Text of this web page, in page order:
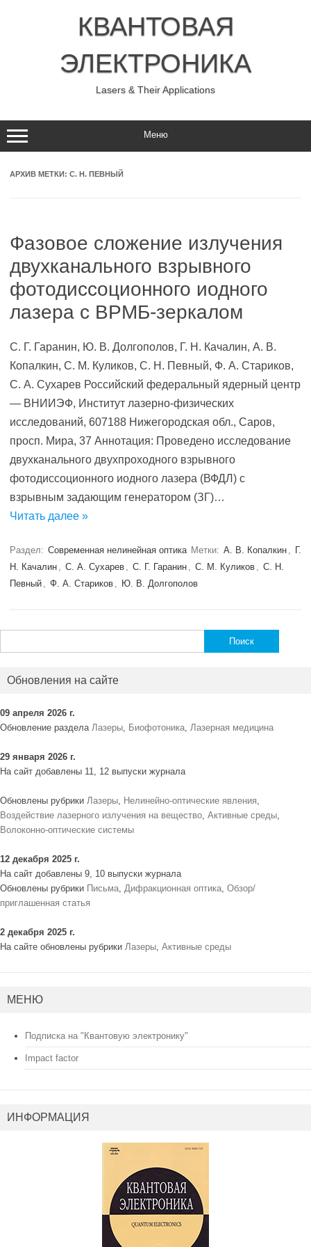
КВАНТОВАЯ
ЭЛЕКТРОНИКА
Lasers & Their Applications
Меню
АРХИВ МЕТКИ: С. Н. ПЕВНЫЙ
Фазовое сложение излучения
двухканального взрывного
фотодиссоционного иодного
лазера с ВРМБ-зеркалом
С. Г. Гаранин, Ю. В. Долгополов, Г. Н. Качалин, А. В.
Копалкин, С. М. Куликов, С. Н. Певный, Ф. А. Стариков,
С. А. Сухарев Российский федеральный ядерный центр
— ВНИИЭФ, Институт лазерно-физических
исследований, 607188 Нижегородская обл., Саров,
просп. Мира, 37 Аннотация: Проведено исследование
двухканального двухпроходного взрывного
фотодиссоционного иодного лазера (ВФДЛ) с
взрывным задающим генератором (ЗГ)…
Читать далее »
Раздел: Современная нелинейная оптика Метки: А. В. Копалкин , Г.
Н. Качалин , С. А. Сухарев , С. Г. Гаранин , С. М. Куликов , С. Н.
Певный , Ф. А. Стариков , Ю. В. Долгополов
Обновления на сайте
09 апреля 2026 г.
Обновление раздела Лазеры, Биофотоника, Лазерная медицина
29 января 2026 г.
На сайт добавлены 11, 12 выпуски журнала
Обновлены рубрики Лазеры, Нелинейно-оптические явления,
Воздействие лазерного излучения на вещество, Активные среды,
Волоконно-оптические системы
12 декабря 2025 г.
На сайт добавлены 9, 10 выпуски журнала
Обновлены рубрики Письма, Дифракционная оптика, Обзор/
приглашенная статья
2 декабря 2025 г.
На сайте обновлены рубрики Лазеры, Активные среды
МЕНЮ
Подписка на "Квантовую электронику"
Impact factor
ИНФОРМАЦИЯ